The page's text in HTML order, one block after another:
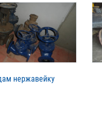
нержавейку